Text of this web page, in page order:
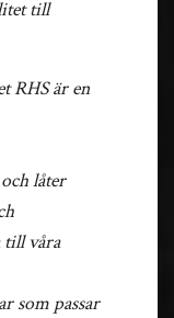
till
RHS är en
låter
till våra
som passar